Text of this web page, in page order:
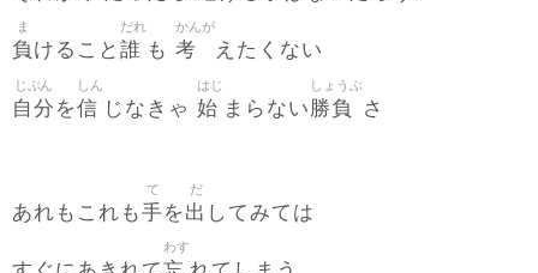
負
ま
けること 誰
だれ
も 考
かんが
えたくない
自分
じぶん
を信
しん
じなきゃ 始
はじ
まらない勝負
しょうぶ
さ
あれもこれも手
て
を出
だ
してみては
わす